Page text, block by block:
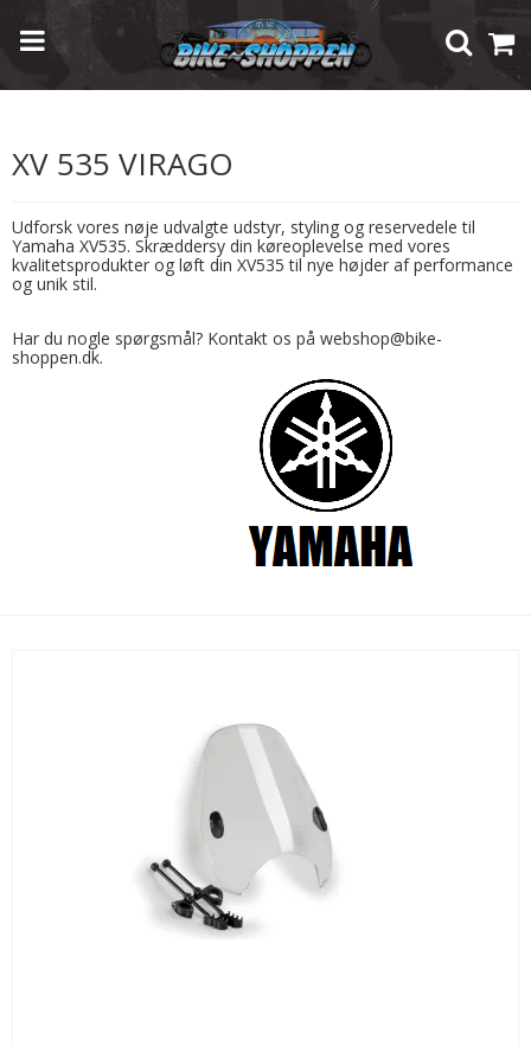
XV 535 VIRAGO
Udforsk vores nøje udvalgte udstyr, styling og reservedele til
Yamaha XV535. Skræddersy din køreoplevelse med vores
kvalitetsprodukter og løft din XV535 til nye højder af performance
og unik stil.
Har du nogle spørgsmål? Kontakt os på webshop@bike-
shoppen.dk.